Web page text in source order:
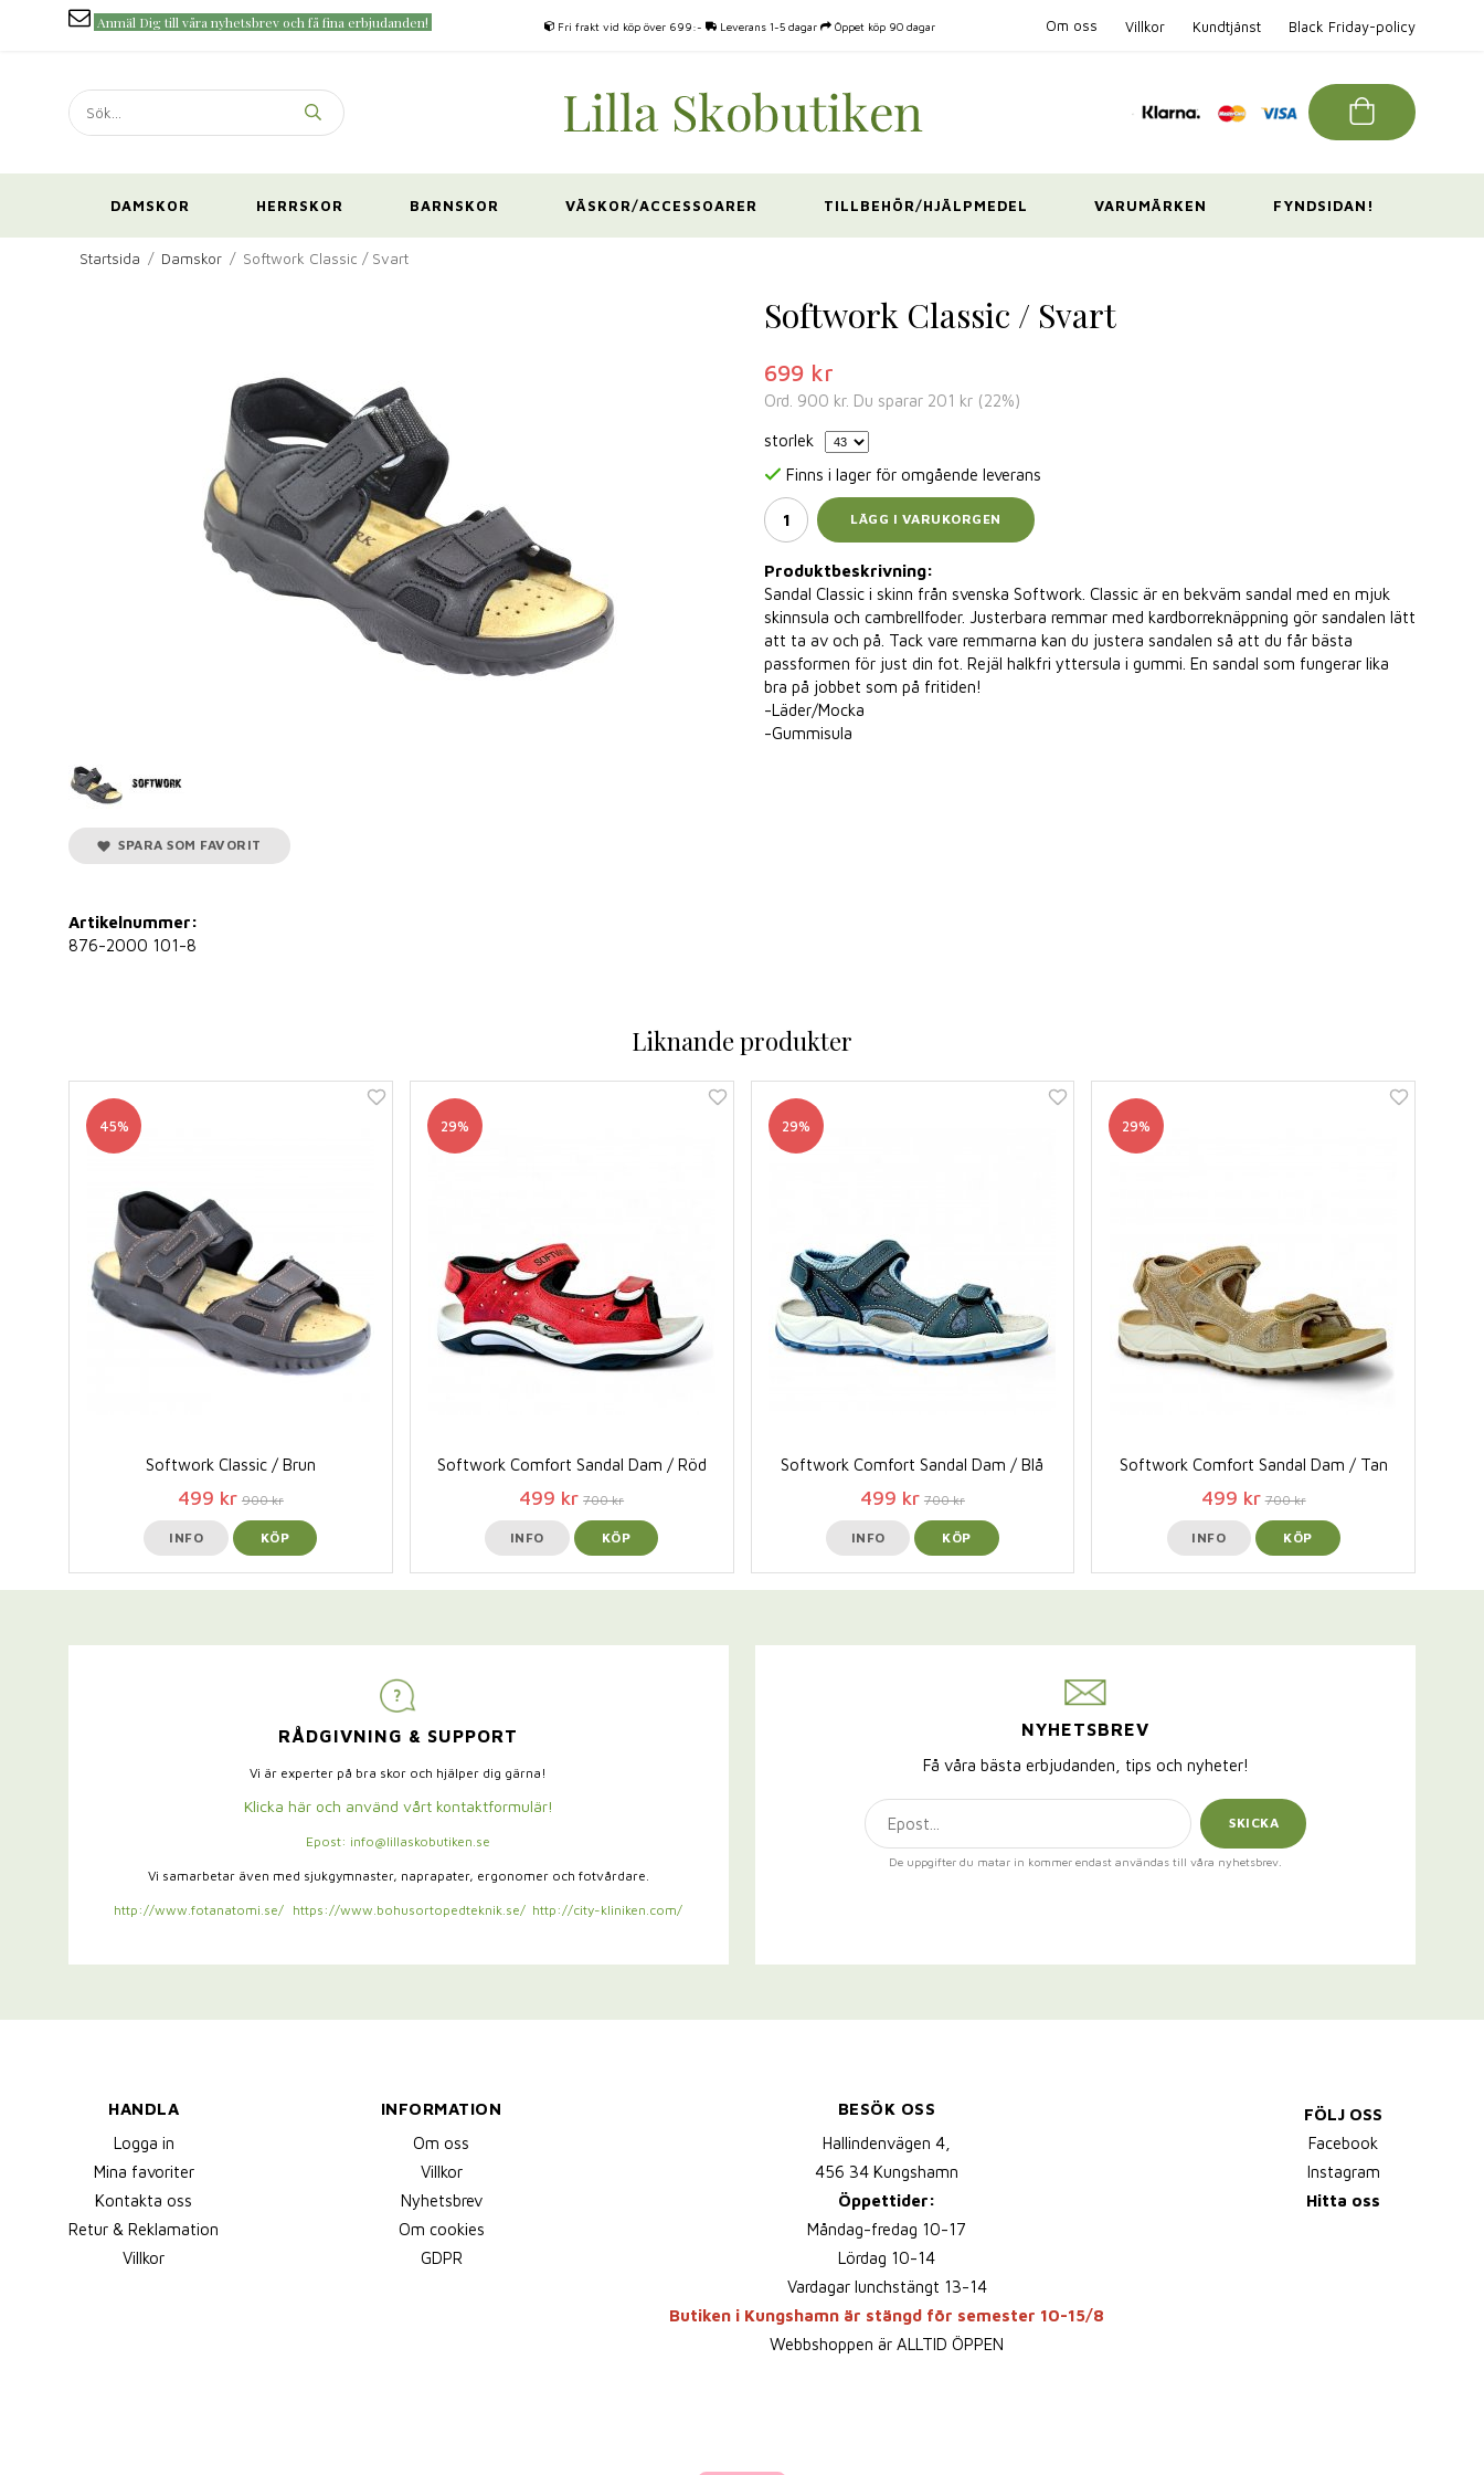
Anmäl Dig till våra nyhetsbrev och få fina erbjudanden! Fri frakt vid köp över 699:- Leverans 1-5 dagar Öppet köp 90 dagar Om oss Villkor Kundtjänst Black Friday-policy
DAMSKOR HERRSKOR BARNSKOR VÄSKOR/ACCESSOARER TILLBEHÖR/HJÄLPMEDEL VARUMÄRKEN FYNDSIDAN!
Startsida / Damskor / Softwork Classic / Svart
Softwork Classic / Svart
699 kr
Ord. 900 kr. Du sparar 201 kr (22%)
storlek
Finns i lager för omgående leverans
LÄGG I VARUKORGEN
Produktbeskrivning:
Sandal Classic i skinn från svenska Softwork. Classic är en bekväm sandal med en mjuk
skinnsula och cambrellfoder. Justerbara remmar med kardborreknäppning gör sandalen lätt
att ta av och på. Tack vare remmarna kan du justera sandalen så att du får bästa
passformen för just din fot. Rejäl halkfri yttersula i gummi. En sandal som fungerar lika
bra på jobbet som på fritiden!
-Läder/Mocka
-Gummisula
SPARA SOM FAVORIT
Artikelnummer:
876-2000 101-8
Liknande produkter
45%
Softwork Classic / Brun
499 kr 900 kr
INFO KÖP
29%
Softwork Comfort Sandal Dam / Röd
499 kr 700 kr
INFO KÖP
29%
Softwork Comfort Sandal Dam / Blå
499 kr 700 kr
INFO KÖP
29%
Softwork Comfort Sandal Dam / Tan
499 kr 700 kr
INFO KÖP
RÅDGIVNING & SUPPORT
Vi är experter på bra skor och hjälper dig gärna!
Klicka här och använd vårt kontaktformulär!
Epost: info@lillaskobutiken.se
Vi samarbetar även med sjukgymnaster, naprapater, ergonomer och fotvårdare.
http://www.fotanatomi.se/ https://www.bohusortopedteknik.se/ http://city-kliniken.com/
NYHETSBREV
Få våra bästa erbjudanden, tips och nyheter!
SKICKA
De uppgifter du matar in kommer endast användas till våra nyhetsbrev.
HANDLA
Logga in
Mina favoriter
Kontakta oss
Retur & Reklamation
Villkor
INFORMATION
Om oss
Villkor
Nyhetsbrev
Om cookies
GDPR
BESÖK OSS
Hallindenvägen 4,
456 34 Kungshamn
Öppettider:
Måndag-fredag 10-17
Lördag 10-14
Vardagar lunchstängt 13-14
Butiken i Kungshamn är stängd för semester 10-15/8
Webbshoppen är ALLTID ÖPPEN
FÖLJ OSS
Facebook
Instagram
Hitta oss